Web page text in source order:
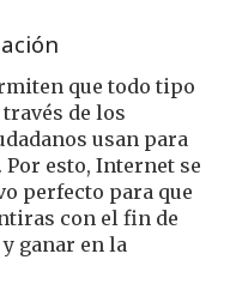
que todo tipo
de los
usan para
esto, Internet se
perfecto para que
con el fin de
ganar en la